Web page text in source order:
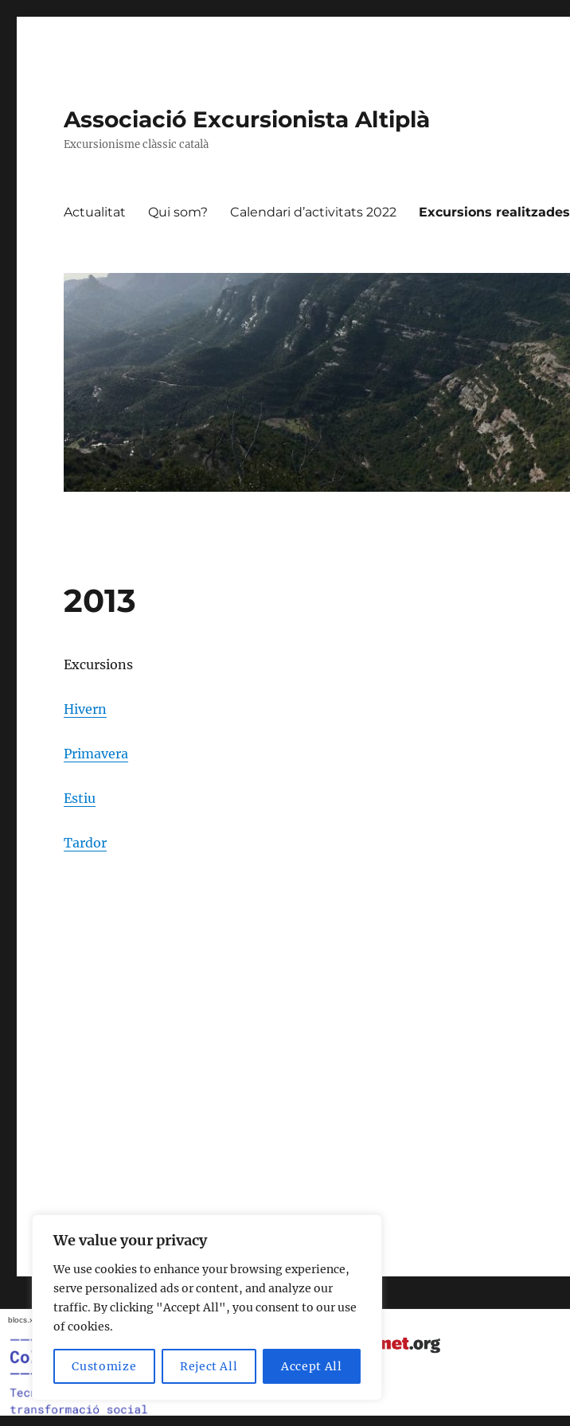
We value your privacy
We use cookies to enhance your browsing experience,
serve personalized ads or content, and analyze our
traffic. By clicking "Accept All", you consent to our use
of cookies.
Customize Reject All Accept All
Associació Excursionista Altiplà
Excursionisme clàssic català
Actualitat Qui som? Calendari d’activitats 2022 Excursions realitzades
2013
Excursions
Hivern
Primavera
Estiu
Tardor
blocs.xarxanet.org és un projecte de: